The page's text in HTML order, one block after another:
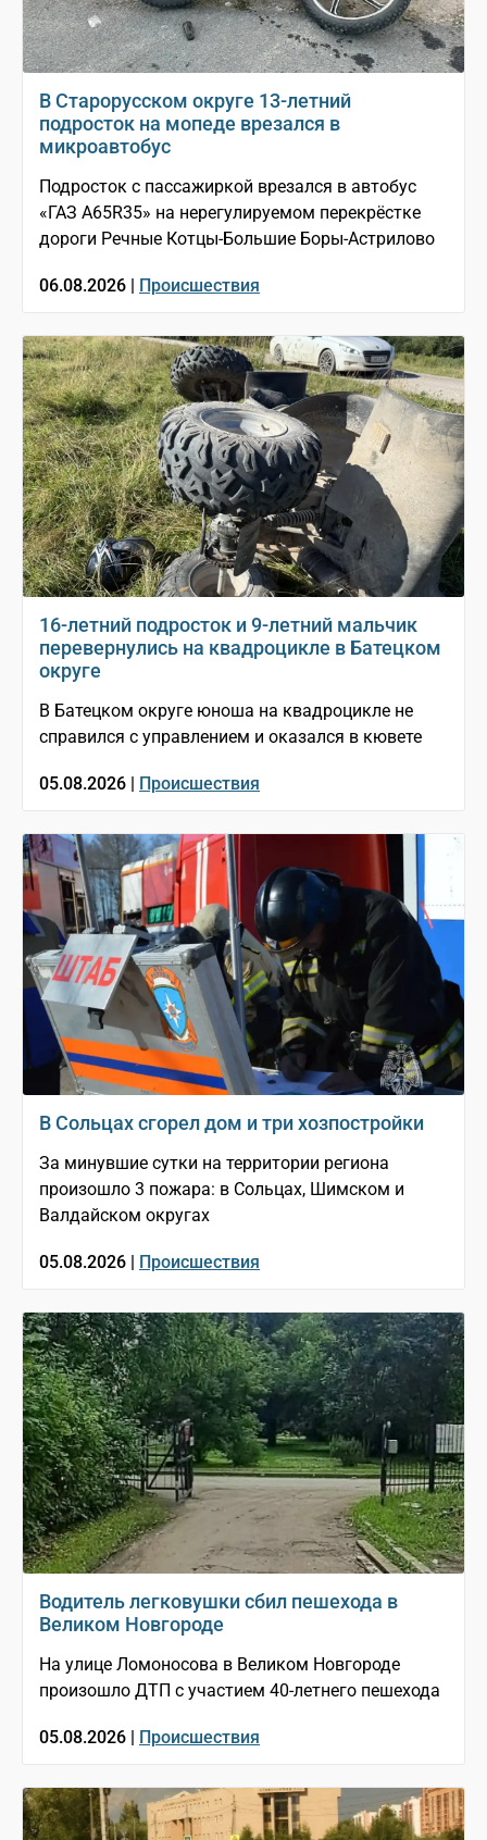
В Старорусском округе 13-летний
подросток на мопеде врезался в
микроавтобус
Подросток с пассажиркой врезался в автобус
«ГАЗ A65R35» на нерегулируемом перекрёстке
дороги Речные Котцы-Большие Боры-Астрилово
06.08.2026 | Происшествия
16-летний подросток и 9-летний мальчик
перевернулись на квадроцикле в Батецком
округе
В Батецком округе юноша на квадроцикле не
справился с управлением и оказался в кювете
05.08.2026 | Происшествия
В Сольцах сгорел дом и три хозпостройки
За минувшие сутки на территории региона
произошло 3 пожара: в Сольцах, Шимском и
Валдайском округах
05.08.2026 | Происшествия
Водитель легковушки сбил пешехода в
Великом Новгороде
На улице Ломоносова в Великом Новгороде
произошло ДТП с участием 40-летнего пешехода
05.08.2026 | Происшествия